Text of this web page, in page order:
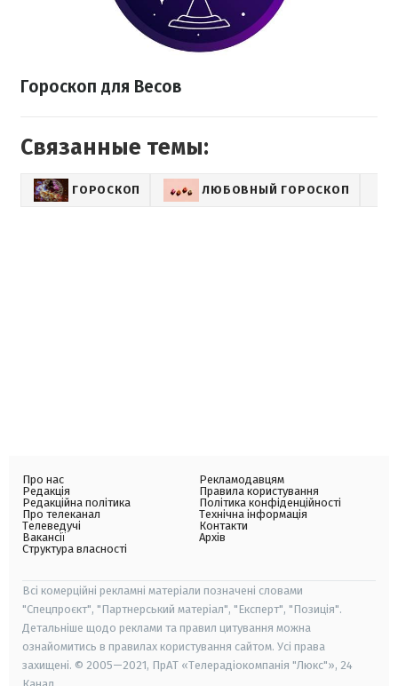
Гороскоп для Весов
Связанные темы:
ГОРОСКОП ЛЮБОВНЫЙ ГОРОСКОП
Про нас
Редакція
Редакційна політика
Про телеканал
Телеведучі
Вакансії
Структура власності
Рекламодавцям
Правила користування
Політика конфіденційності
Технічна інформація
Контакти
Архів
Всі комерційні рекламні матеріали позначені словами
"Спецпроєкт", "Партнерський матеріал", "Експерт", "Позиція".
Детальніше щодо реклами та правил цитування можна
ознайомитись в правилах користування сайтом. Усі права
захищені. © 2005—2021, ПрАТ «Телерадіокомпанія "Люкс"», 24